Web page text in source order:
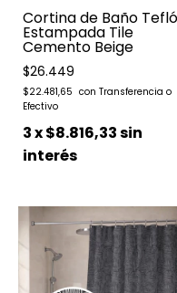
Cortina de Baño
Estampada Tile
Cemento Beige
$26.449
$22.481,65
3x$8.816,33sin
interés